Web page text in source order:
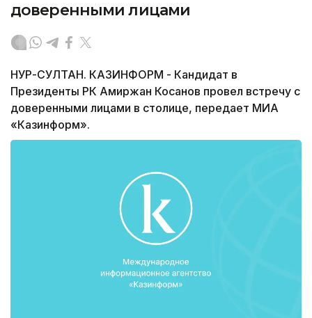
доверенными лицами
НУР-СУЛТАН. КАЗИНФОРМ - Кандидат в
Президенты РК Амиржан Косанов провел встречу с
доверенными лицами в столице, передает МИА
«Казинформ».